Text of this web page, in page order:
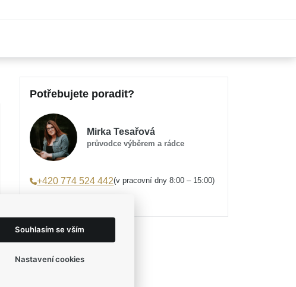
Potřebujete poradit?
Mirka Tesařová
průvodce výběrem a rádce
+420 774 524 442(v pracovní dny 8:00 – 15:00)
Souhlasím se vším
Nastavení cookies